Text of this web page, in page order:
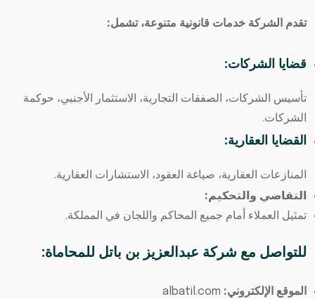
تقدم الشركة خدمات قانونية متنوعة، تشمل:
قضايا الشركات:
تأسيس الشركات، الصفقات التجارية، الاستثمار الأجنبي، حوكمة
الشركات.
القضايا العقارية:
المنازعات العقارية، صياغة العقود، الاستشارات العقارية.
التقاضي والتحكيم:
تمثيل العملاء أمام جميع المحاكم واللجان في المملكة.
للتواصل مع شركة عبدالعزيز بن باتل للمحاماة:
الموقع الإلكتروني: albatil.com